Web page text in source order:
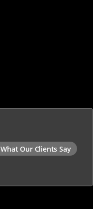
What Our Clients Say